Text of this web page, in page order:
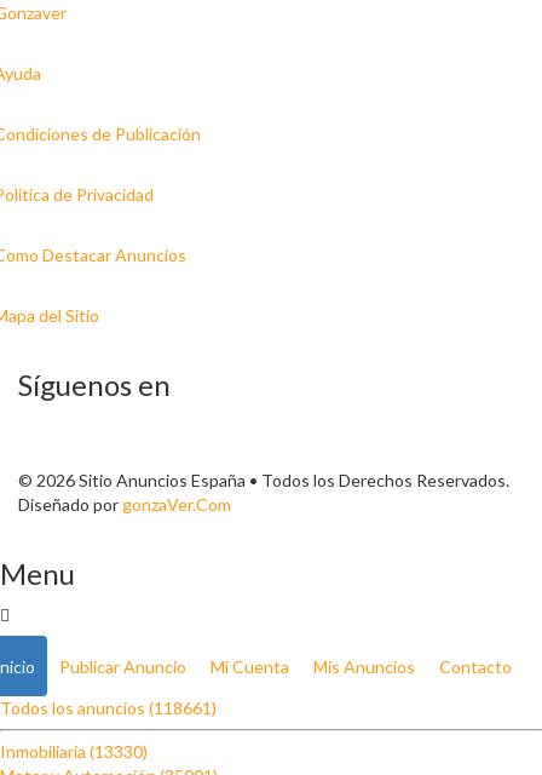
de Publicación
de Privacidad
Destacar Anuncios
del Sitio
Síguenos en
© 2026 Sitio Anuncios España • Todos los Derechos Reservados.
Diseñado porgonzaVer.Com
Menu
Publicar Anuncio Mi Cuenta Mis Anuncios
Contacto
Todos los anuncios (118661)
Inmobiliaria (13330)